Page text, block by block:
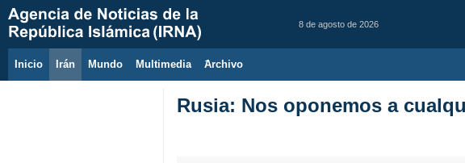
8 de agosto de 2026
Inicio Irán Mundo Multimedia َArchivo
Rusia: Nos oponemos a